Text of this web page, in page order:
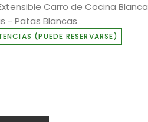
Carro de Cocina Blanca
- Patas Blancas
(PUEDE RESERVARSE)